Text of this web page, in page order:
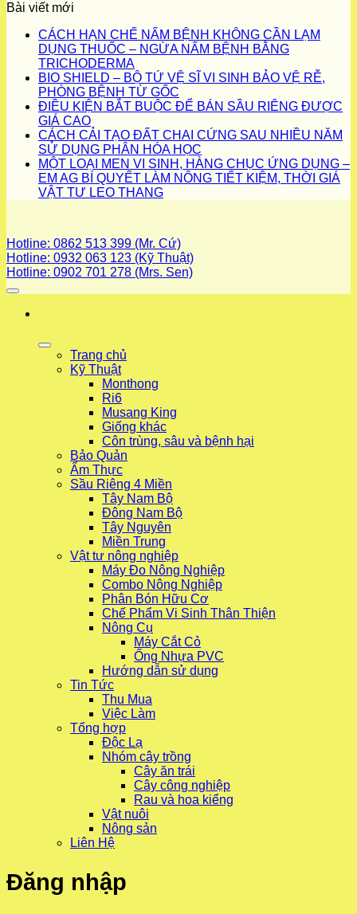
Bài viết mới
CÁCH HẠN CHẾ NẤM BỆNH KHÔNG CẦN LẠM
DỤNG THUỐC – NGỪA NẤM BỆNH BẰNG
TRICHODERMA
BIO SHIELD – BỘ TỨ VỆ SĨ VI SINH BẢO VỆ RỄ,
PHÒNG BỆNH TỪ GỐC
ĐIỀU KIỆN BẮT BUỘC ĐỂ BÁN SẦU RIÊNG ĐƯỢC
GIÁ CAO
CÁCH CẢI TẠO ĐẤT CHAI CỨNG SAU NHIỀU NĂM
SỬ DỤNG PHÂN HÓA HỌC
MỘT LOẠI MEN VI SINH, HÀNG CHỤC ỨNG DỤNG –
EM AG BÍ QUYẾT LÀM NÔNG TIẾT KIỆM, THỜI GIÁ
VẬT TƯ LEO THANG
Hotline: 0862 513 399 (Mr. Cứ)
Hotline: 0932 063 123 (Kỹ Thuật)
Hotline: 0902 701 278 (Mrs. Sen)
Trang chủ
Kỹ Thuật
Monthong
Ri6
Musang King
Giống khác
Côn trùng, sâu và bệnh hại
Bảo Quản
Ẩm Thực
Sầu Riêng 4 Miền
Tây Nam Bộ
Đông Nam Bộ
Tây Nguyên
Miền Trung
Vật tư nông nghiệp
Máy Đo Nông Nghiệp
Combo Nông Nghiệp
Phân Bón Hữu Cơ
Chế Phẩm Vi Sinh Thân Thiện
Nông Cụ
Máy Cắt Cỏ
Ống Nhựa PVC
Hướng dẫn sử dụng
Tin Tức
Thu Mua
Việc Làm
Tổng hợp
Độc Lạ
Nhóm cây trồng
Cây ăn trái
Cây công nghiệp
Rau và hoa kiểng
Vật nuôi
Nông sản
Liên Hệ
Đăng nhập